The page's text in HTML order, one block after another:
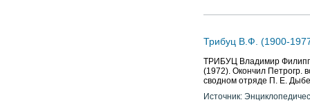
Трибуц В.Ф. (1900-
ТРИБУЦ Владимир
(1972). Окончил Петрогр.
сводном отряде П. Е.
Источник: